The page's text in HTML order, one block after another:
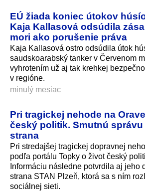
EÚ žiada koniec útokov
Kaja Kallasová odsúdila
mori ako porušenie práva
Kaja Kallasová ostro odsúdila útok
saudskoarabský tanker v Červenom
vyhrotením už aj tak krehkej
v regióne.
minulý mesiac
Pri tragickej nehode na
český politik. Smutnú
strana
Pri stredajšej tragickej dopravnej
podľa portálu Topky o život český
Informáciu následne potvrdila aj jeho
strana STAN Plzeň, ktorá sa s ním
sociálnej sieti.